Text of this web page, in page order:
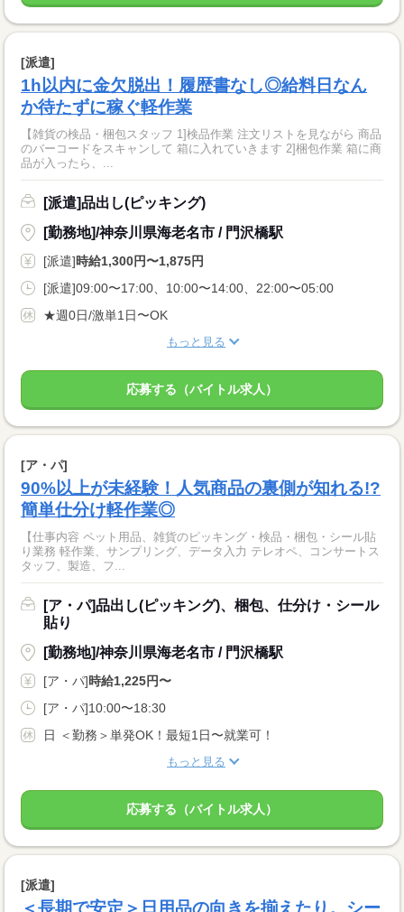
[派遣]
1h以内に金欠脱出！履歴書なし◎給料日なん
か待たずに稼ぐ軽作業
【雑貨の検品・梱包スタッフ 1]検品作業 注文リストを見ながら 商品
のバーコードをスキャンして 箱に入れていきます 2]梱包作業 箱に商
品が入ったら、...
[派遣]品出し(ピッキング)
[勤務地]/神奈川県海老名市 / 門沢橋駅
[派遣]時給1,300円〜1,875円
[派遣]09:00〜17:00、10:00〜14:00、22:00〜05:00
★週0日/激単1日〜OK
もっと見る
応募する（バイトル求人）
[ア・パ]
90%以上が未経験！人気商品の裏側が知れる!?
簡単仕分け軽作業◎
【仕事内容 ペット用品、雑貨のピッキング・検品・梱包・シール貼
り業務 軽作業、サンプリング、データ入力 テレオペ、コンサートス
タッフ、製造、フ...
[ア・パ]品出し(ピッキング)、梱包、仕分け・シール
貼り
[勤務地]/神奈川県海老名市 / 門沢橋駅
[ア・パ]時給1,225円〜
[ア・パ]10:00〜18:30
日 ＜勤務＞単発OK！最短1日〜就業可！
もっと見る
応募する（バイトル求人）
[派遣]